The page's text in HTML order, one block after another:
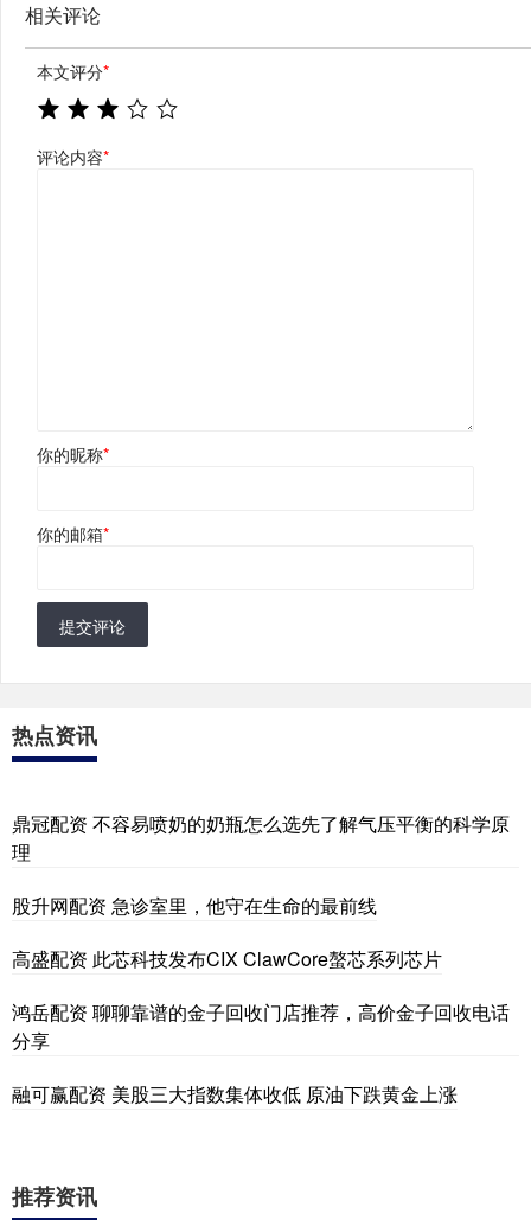
相关评论
本文评分*
评论内容*
你的昵称*
你的邮箱*
提交评论
热点资讯
鼎冠配资 不容易喷奶的奶瓶怎么选先了解气压平衡的科学原
理
股升网配资 急诊室里，他守在生命的最前线
高盛配资 此芯科技发布CIX ClawCore螯芯系列芯片
鸿岳配资 聊聊靠谱的金子回收门店推荐，高价金子回收电话
分享
融可赢配资 美股三大指数集体收低 原油下跌黄金上涨
推荐资讯